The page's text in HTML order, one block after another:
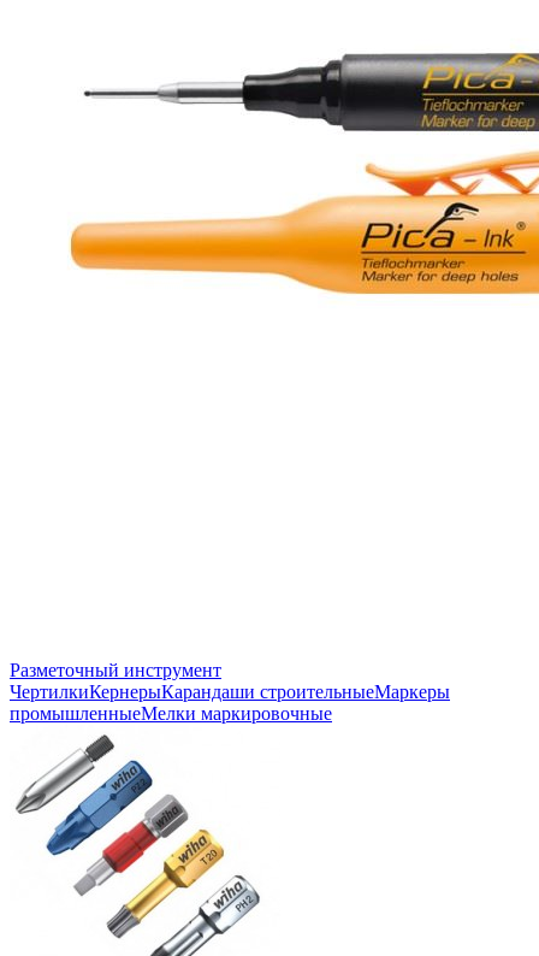
Разметочный инструмент
ЧертилкиКернерыКарандаши строительныеМаркеры
промышленныеМелки маркировочные